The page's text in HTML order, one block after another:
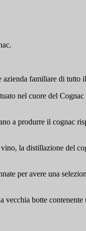
azienda familiare di tutto
nel cuore del
a produrre il cognac
la distillazione del
per avere una
vecchia botte